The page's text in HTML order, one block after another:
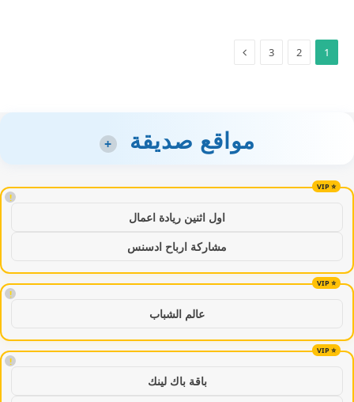
1
2
3
مواقع صديقة +
!
اول اثنين ريادة اعمال
مشاركة ارباح ادسنس
!
عالم الشباب
!
باقة باك لينك